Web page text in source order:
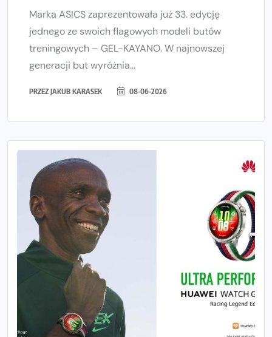
Marka ASICS zaprezentowała już 33. edycję
jednego ze swoich flagowych modeli butów
treningowych – GEL-KAYANO. W najnowszej
generacji but wyróżnia...
PRZEZ JAKUB KARASEK 08-06-2026